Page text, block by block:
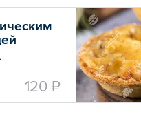
120 ₽